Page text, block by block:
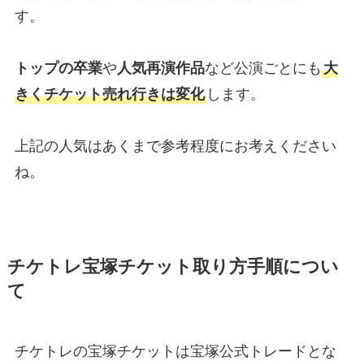
す。
トップの卒業や人気再演作品など公演ごとにも 大
きくチケット売れ行きは変化します。
上記の人気はあくまで参考程度にお考えください
ね。
チケトレ宝塚チケット取り方手順につい
て
チケトレの宝塚チケットは宝塚公式トレードとな